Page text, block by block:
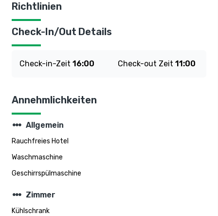
Richtlinien
Check-In/Out Details
Check-in-Zeit 16:00 Check-out Zeit 11:00
Annehmlichkeiten
steppers Allgemein
Rauchfreies Hotel
Waschmaschine
Geschirrspülmaschine
steppers Zimmer
Kühlschrank